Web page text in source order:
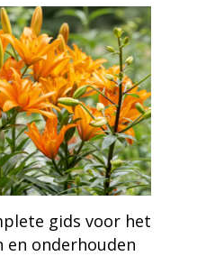
gids voor het
en onderhouden